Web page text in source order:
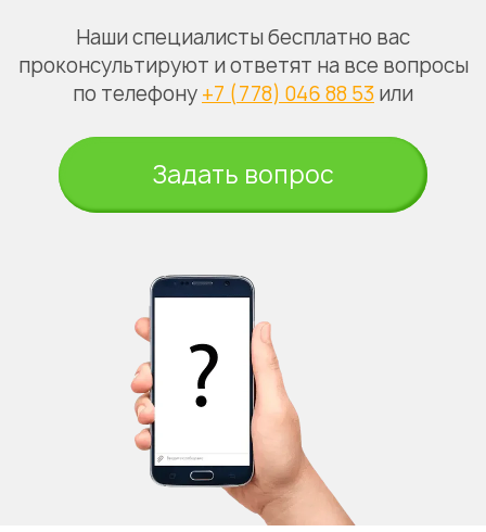
Наши специалисты бесплатно вас
проконсультируют и ответят на все вопросы
по телефону +7 (778) 046 88 53 или
Задать вопрос